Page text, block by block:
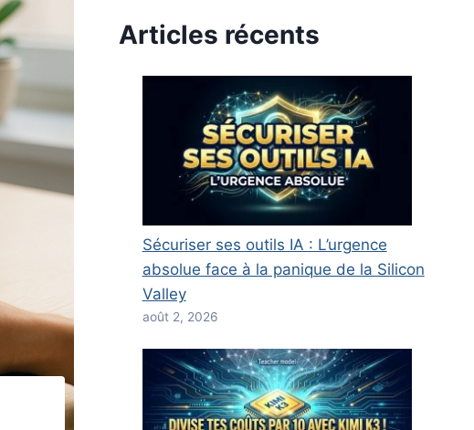
Articles récents
Sécuriser ses outils IA : L’urgence
absolue face à la panique de la Silicon
Valley
août 2, 2026